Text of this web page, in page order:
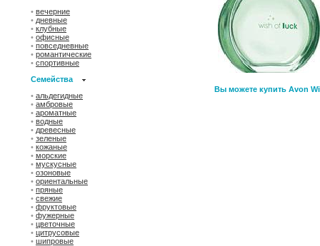
• вечерние
• дневные
• клубные
• офисные
• повседневные
• романтические
• спортивные
Семейства
• альдегидные
• амбровые
• ароматные
• водные
• древесные
• зеленые
• кожаные
• морские
• мускусные
• озоновые
• ориентальные
• пряные
• свежие
• фруктовые
• фужерные
• цветочные
• цитрусовые
• шипровые
Вы можете купить Avon